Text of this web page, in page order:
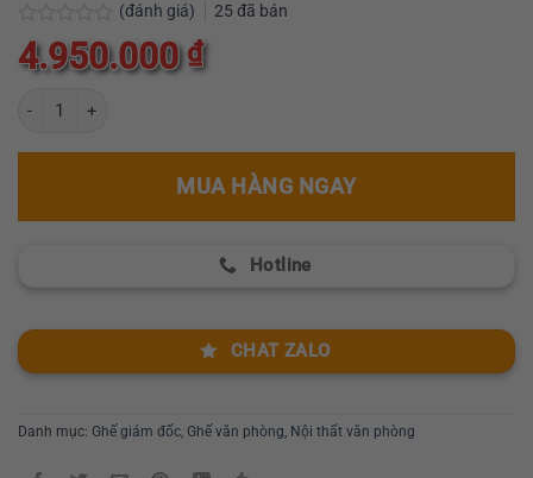
Được
xếp
hạng
(đánh giá) 25 đã bán
4.950.000₫
Ghế Giám Đốc da nhập khẩu GR117-RC số lượng
MUA HÀNG NGAY
Hotline
CHAT ZALO
Danh mục: Ghế giám đốc, Ghế văn phòng, Nội thất văn phòng